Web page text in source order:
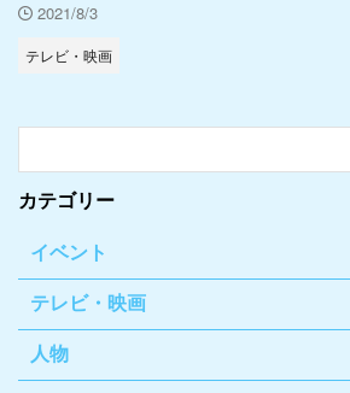
2021/8/3
テレビ・映画
カテゴリー
イベント
テレビ・映画
人物